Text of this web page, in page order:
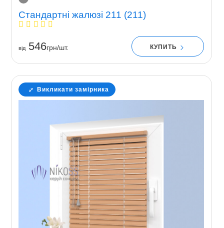
Стандартні жалюзі 211 (211)
вiд546грн/шт. КУПИТЬ
Викликати замірника